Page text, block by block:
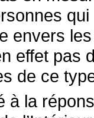
envers
effet pas
de ce
à la